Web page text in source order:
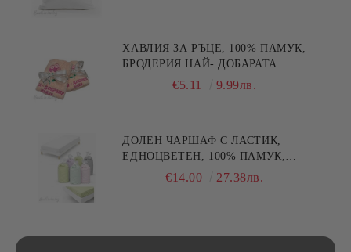
ХАВЛИЯ ЗА РЪЦЕ, 100% ПАМУК,
БРОДЕРИЯ НАЙ- ДОБАРАТА
МАЙКА/БАБА , РАЗМЕР:
€5.11 9.99лв.
ДОЛЕН ЧАРШАФ С ЛАСТИК,
ЕДНОЦВЕТЕН, 100% ПАМУК,
РАЗЛИЧНИ РАЗМЕРИ
€14.00 27.38лв.